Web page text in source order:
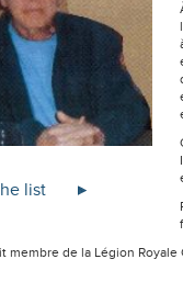
list
membre de la Légion